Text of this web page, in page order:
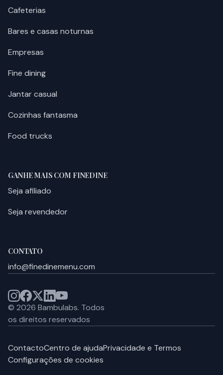
Cafeterias
Bares e casas noturnas
Empresas
Fine dining
Jantar casual
Cozinhas fantasma
Food trucks
GANHE MAIS COM FINEDINE
Seja afiliado
Seja revendedor
CONTATO
info@finedinemenu.com
© 2026 Bambulabs. Todos
os direitos reservados
ContactoCentro de ajudaPrivacidade e Termos
Configurações de cookies